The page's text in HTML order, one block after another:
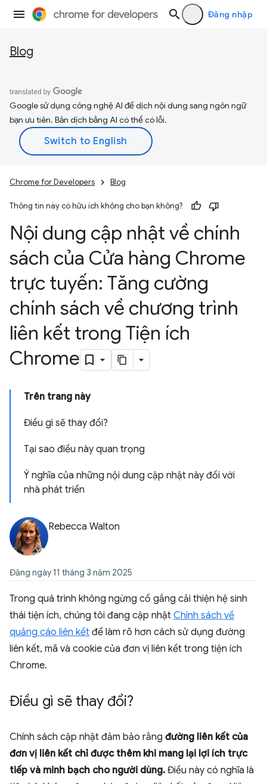
Đăng nhập
Blog
Google sử dụng công nghệ AI để dịch nội dung sang ngôn ngữ
bạn ưu tiên. Bản dịch bằng AI có thể có lỗi.
Chrome for Developers Blog
Thông tin này có hữu ích không cho bạn không?
Nội dung cập nhật về chính
sách của Cửa hàng Chrome
trực tuyến: Tăng cường
chính sách về chương trình
liên kết trong Tiện ích
Chrome
Trên trang này
Điều gì sẽ thay đổi?
Tại sao điều này quan trọng
Ý nghĩa của những nội dung cập nhật này đối với
nhà phát triển
Rebecca Walton
Đăng ngày 11 tháng 3 năm 2025
Trong quá trình không ngừng cố gắng cải thiện hệ sinh
thái tiện ích, chúng tôi đang cập nhật Chính sách về
quảng cáo liên kết để làm rõ hơn cách sử dụng đường
liên kết, mã và cookie của đơn vị liên kết trong tiện ích
Chrome.
Điều gì sẽ thay đổi?
Chính sách cập nhật đảm bảo rằng đường liên kết của
đơn vị liên kết chỉ được thêm khi mang lại lợi ích trực
tiếp và minh bạch cho người dùng. Điều này có nghĩa là